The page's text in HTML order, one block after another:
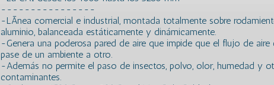
----------------
-LÃ­nea comercial e industrial, montada totalmente sobre
aluminio, balanceada estáticamente y dinámicamente.
-Genera una poderosa pared de aire que impide que el flujo de
pase de un ambiente a otro.
-Además no permite el paso de insectos, polvo, olor, humedad y
contaminantes.